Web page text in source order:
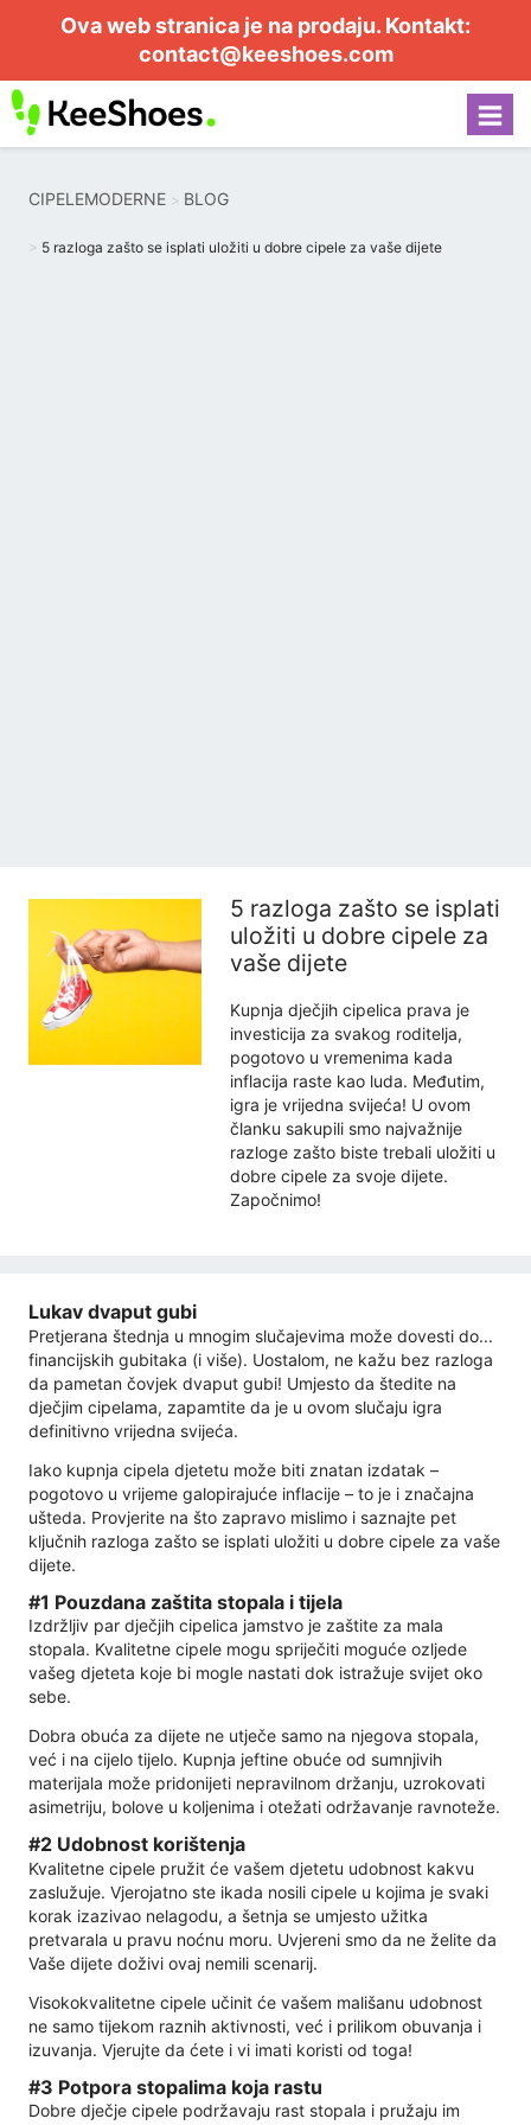
Ova web stranica je na prodaju. Kontakt:
contact@keeshoes.com
CIPELEMODERNE BLOG
5 razloga zašto se isplati uložiti u dobre cipele za vaše dijete
5 razloga zašto se isplati
uložiti u dobre cipele za
vaše dijete
Kupnja dječjih cipelica prava je
investicija za svakog roditelja,
pogotovo u vremenima kada
inflacija raste kao luda. Međutim,
igra je vrijedna svijeća! U ovom
članku sakupili smo najvažnije
razloge zašto biste trebali uložiti u
dobre cipele za svoje dijete.
Započnimo!
Lukav dvaput gubi
Pretjerana štednja u mnogim slučajevima može dovesti do...
financijskih gubitaka (i više). Uostalom, ne kažu bez razloga
da pametan čovjek dvaput gubi! Umjesto da štedite na
dječjim cipelama, zapamtite da je u ovom slučaju igra
definitivno vrijedna svijeća.
Iako kupnja cipela djetetu može biti znatan izdatak –
pogotovo u vrijeme galopirajuće inflacije – to je i značajna
ušteda. Provjerite na što zapravo mislimo i saznajte pet
ključnih razloga zašto se isplati uložiti u dobre cipele za vaše
dijete.
#1 Pouzdana zaštita stopala i tijela
Izdržljiv par dječjih cipelica jamstvo je zaštite za mala
stopala. Kvalitetne cipele mogu spriječiti moguće ozljede
vašeg djeteta koje bi mogle nastati dok istražuje svijet oko
sebe.
Dobra obuća za dijete ne utječe samo na njegova stopala,
već i na cijelo tijelo. Kupnja jeftine obuće od sumnjivih
materijala može pridonijeti nepravilnom držanju, uzrokovati
asimetriju, bolove u koljenima i otežati održavanje ravnoteže.
#2 Udobnost korištenja
Kvalitetne cipele pružit će vašem djetetu udobnost kakvu
zaslužuje. Vjerojatno ste ikada nosili cipele u kojima je svaki
korak izazivao nelagodu, a šetnja se umjesto užitka
pretvarala u pravu noćnu moru. Uvjereni smo da ne želite da
Vaše dijete doživi ovaj nemili scenarij.
Visokokvalitetne cipele učinit će vašem mališanu udobnost
ne samo tijekom raznih aktivnosti, već i prilikom obuvanja i
izuvanja. Vjerujte da ćete i vi imati koristi od toga!
#3 Potpora stopalima koja rastu
Dobre dječje cipele podržavaju rast stopala i pružaju im